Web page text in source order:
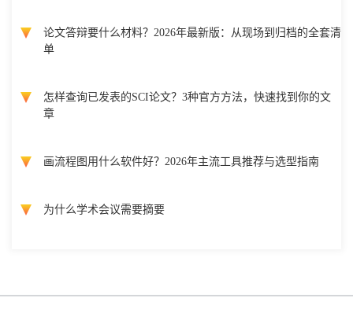
论文答辩要什么材料？2026年最新版：从现场到归档的全套清
单
怎样查询已发表的SCI论文？3种官方方法，快速找到你的文
章
画流程图用什么软件好？2026年主流工具推荐与选型指南
为什么学术会议需要摘要